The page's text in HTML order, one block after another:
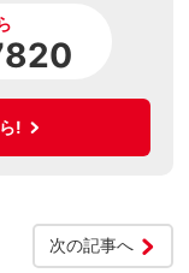
!
次の記事へ